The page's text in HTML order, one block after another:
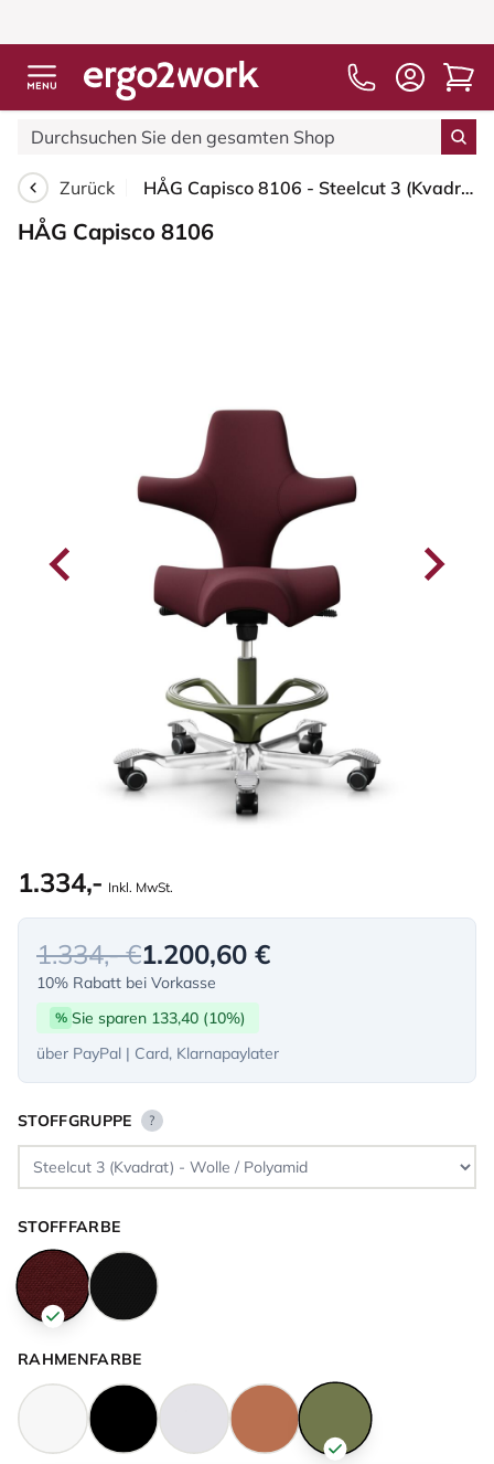
Zurück HÅG Capisco 8106 - Steelcut 3 (Kvadrat) - Wolle / Polyamid - STT682 Chestnut - Moss Grey - 265 mm (Sitzhöhe 53-79cm) - Weiche Rollen für harte Böden
HÅG Capisco 8106
1.334,- Inkl. MwSt.
1.334,- €1.200,60 €
10% Rabatt bei Vorkasse
% Sie sparen 133,40 (10%)
über PayPal | Card, Klarnapaylater
STOFFGRUPPE ?
STOFFFARBE
RAHMENFARBE